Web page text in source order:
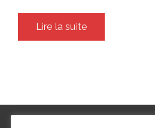
Lire la suite